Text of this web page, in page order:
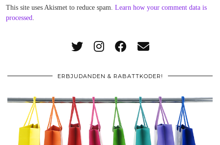
This site uses Akismet to reduce spam. Learn how your comment data is
processed.
ERBJUDANDEN & RABATTKODER!